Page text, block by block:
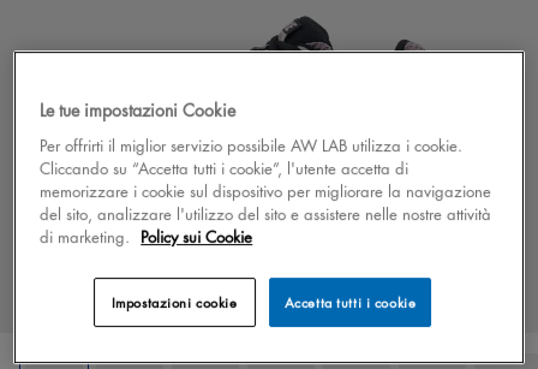
Le tue impostazioni Cookie
Per offrirti il miglior servizio possibile AW LAB utilizza i cookie.
Cliccando su “Accetta tutti i cookie”, l'utente accetta di
memorizzare i cookie sul dispositivo per migliorare la navigazione
del sito, analizzare l'utilizzo del sito e assistere nelle nostre attività
di marketing. Policy sui Cookie
Accetta tutti i cookie
Impostazioni cookie